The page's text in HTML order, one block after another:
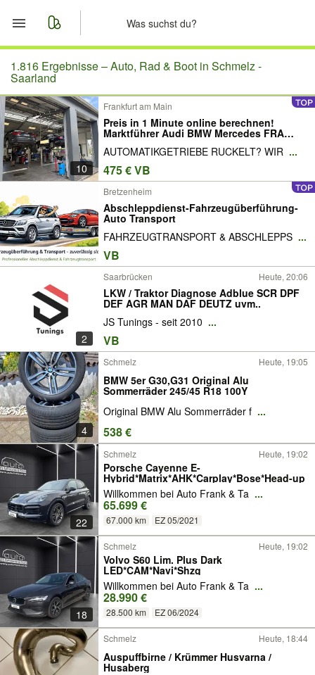
Start
Merkliste
Nachrichten
Anzeige aufgeben
1.816 Ergebnisse –Auto, Rad & Boot in Schmelz -
Saarland
10
Frankfurt am Main
Preis in 1 Minute online berechnen!
Marktführer Audi BMW Mercedes FRA
Getriebeölspülung Getriebeölwechsel
AUTOMATIKGETRIEBE RUCKELT? WIR ...
475 € VB
Bretzenheim
Abschleppdienst-Fahrzeugüberführung-
Auto Transport
FAHRZEUGTRANSPORT & ABSCHLEPPS ...
VB
2
Saarbrücken Heute, 20:06
LKW / Traktor Diagnose Adblue SCR DPF
DEF AGR MAN DAF DEUTZ uvm..
JS Tunings - seit 2010 ...
VB
4
Schmelz Heute, 19:05
BMW 5er G30,G31 Original Alu
Sommerräder 245/45 R18 100Y
Original BMW Alu Sommerräder f ...
538 €
22
Schmelz Heute, 19:02
Porsche Cayenne E-
Hybrid*Matrix*AHK*Carplay*Bose*Head-up
Willkommen bei Auto Frank & Ta ...
65.699 €
67.000 km EZ 05/2021
18
Schmelz Heute, 19:02
Volvo S60 Lim. Plus Dark
LED*CAM*Navi*Shzg
Willkommen bei Auto Frank & Ta ...
28.990 €
28.500 km EZ 06/2024
Schmelz Heute, 18:44
Auspuffbirne / Krümmer Husvarna /
Husaberg